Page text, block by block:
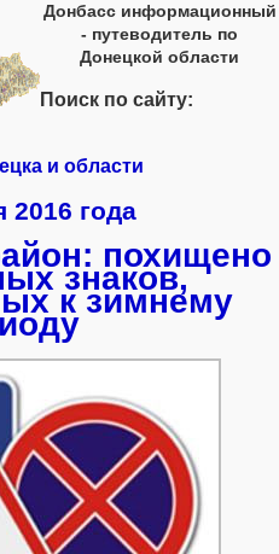
Донбасс информационный
- путеводитель по
Донецкой области
Поиск по сайту:
и области
2016 года
похищено
знаков,
к зимнему